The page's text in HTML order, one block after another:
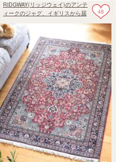
48
RIDGWAY(リッジウェイ)のアンテ
ィークのジャグ、イギリスから届
いたトビージャグ